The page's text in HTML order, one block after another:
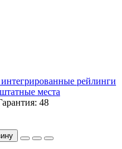
рейлинги
места
48